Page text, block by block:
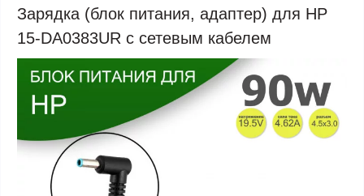
Зарядка (блок питания, адаптер) для HP
15-DA0383UR с сетевым кабелем